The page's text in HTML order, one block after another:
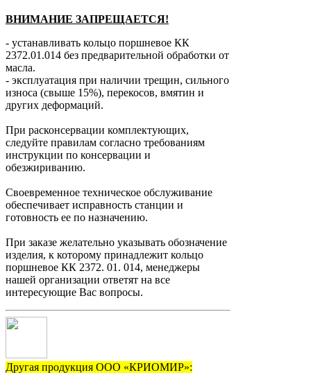
ВНИМАНИЕ ЗАПРЕЩАЕТСЯ!
- устанавливать кольцо поршневое КК
2372.01.014 без предварительной обработки от
масла.
- эксплуатация при наличии трещин, сильного
износа (свыше 15%), перекосов, вмятин и
других деформаций.
При расконсервации комплектующих,
следуйте правилам согласно требованиям
инструкции по консервации и
обезжириванию.
Своевременное техническое обслуживание
обеспечивает исправность станции и
готовность ее по назначению.
При заказе желательно указывать обозначение
изделия, к которому принадлежит кольцо
поршневое КК 2372. 01. 014, менеджеры
нашей организации ответят на все
интересующие Вас вопросы.
Другая продукция ООО «КРИОМИР»: